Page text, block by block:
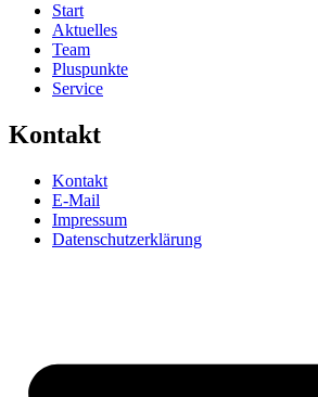
Start
Aktuelles
Team
Pluspunkte
Service
Kontakt
Kontakt
E-Mail
Impressum
Datenschutzerklärung